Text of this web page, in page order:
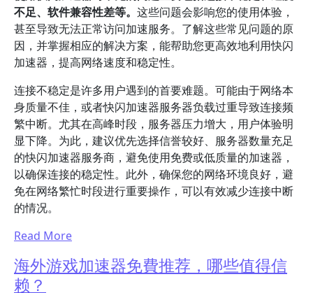
不足、软件兼容性差等。 这些问题会影响您的使用体验，
甚至导致无法正常访问加速服务。了解这些常见问题的原
因，并掌握相应的解决方案，能帮助您更高效地利用快闪
加速器，提高网络速度和稳定性。
连接不稳定是许多用户遇到的首要难题。可能由于网络本
身质量不佳，或者快闪加速器服务器负载过重导致连接频
繁中断。尤其在高峰时段，服务器压力增大，用户体验明
显下降。为此，建议优先选择信誉较好、服务器数量充足
的快闪加速器服务商，避免使用免费或低质量的加速器，
以确保连接的稳定性。此外，确保您的网络环境良好，避
免在网络繁忙时段进行重要操作，可以有效减少连接中断
的情况。
Read More
海外游戏加速器免費推荐，哪些值得信
赖？